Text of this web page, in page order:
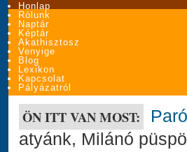
Honlap
Rólunk
Naptár
Képtár
Akathisztosz
Venyige
Blog
Lexikon
Kapcsolat
Pályázatról
ÖN ITT VAN MOST:
atyánk, Milánó